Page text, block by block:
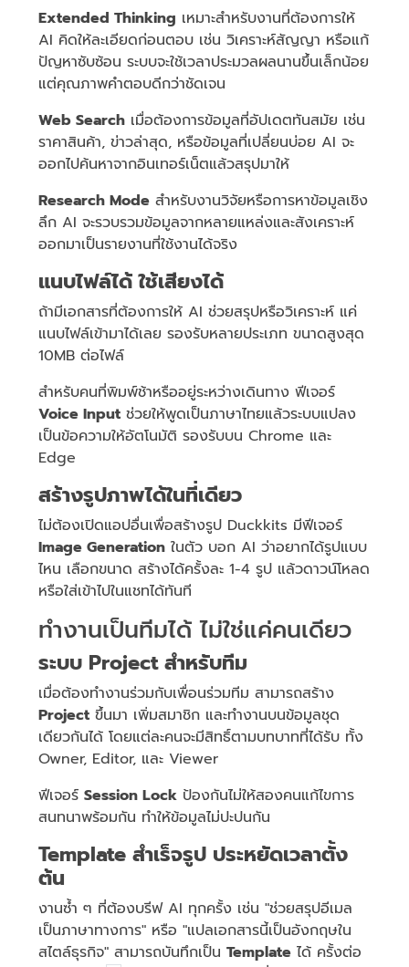
Extended Thinking เหมาะสำหรับงานที่ต้องการให้
AI คิดให้ละเอียดก่อนตอบ เช่น วิเคราะห์สัญญา หรือแก้
ปัญหาซับซ้อน ระบบจะใช้เวลาประมวลผลนานขึ้นเล็กน้อย
แต่คุณภาพคำตอบดีกว่าชัดเจน
Web Search เมื่อต้องการข้อมูลที่อัปเดตทันสมัย เช่น
ราคาสินค้า, ข่าวล่าสุด, หรือข้อมูลที่เปลี่ยนบ่อย AI จะ
ออกไปค้นหาจากอินเทอร์เน็ตแล้วสรุปมาให้
Research Mode สำหรับงานวิจัยหรือการหาข้อมูลเชิง
ลึก AI จะรวบรวมข้อมูลจากหลายแหล่งและสังเคราะห์
ออกมาเป็นรายงานที่ใช้งานได้จริง
แนบไฟล์ได้ ใช้เสียงได้
ถ้ามีเอกสารที่ต้องการให้ AI ช่วยสรุปหรือวิเคราะห์ แค่
แนบไฟล์เข้ามาได้เลย รองรับหลายประเภท ขนาดสูงสุด
10MB ต่อไฟล์
สำหรับคนที่พิมพ์ช้าหรืออยู่ระหว่างเดินทาง ฟีเจอร์
Voice Input ช่วยให้พูดเป็นภาษาไทยแล้วระบบแปลง
เป็นข้อความให้อัตโนมัติ รองรับบน Chrome และ
Edge
สร้างรูปภาพได้ในที่เดียว
ไม่ต้องเปิดแอปอื่นเพื่อสร้างรูป Duckkits มีฟีเจอร์
Image Generation ในตัว บอก AI ว่าอยากได้รูปแบบ
ไหน เลือกขนาด สร้างได้ครั้งละ 1-4 รูป แล้วดาวน์โหลด
หรือใส่เข้าไปในแชทได้ทันที
ทำงานเป็นทีมได้ ไม่ใช่แค่คนเดียว
ระบบ Project สำหรับทีม
เมื่อต้องทำงานร่วมกับเพื่อนร่วมทีม สามารถสร้าง
Project ขึ้นมา เพิ่มสมาชิก และทำงานบนข้อมูลชุด
เดียวกันได้ โดยแต่ละคนจะมีสิทธิ์ตามบทบาทที่ได้รับ ทั้ง
Owner, Editor, และ Viewer
ฟีเจอร์ Session Lock ป้องกันไม่ให้สองคนแก้ไขการ
สนทนาพร้อมกัน ทำให้ข้อมูลไม่ปะปนกัน
Template สำเร็จรูป ประหยัดเวลาตั้ง
ต้น
งานซ้ำ ๆ ที่ต้องบรีฟ AI ทุกครั้ง เช่น "ช่วยสรุปอีเมล
เป็นภาษาทางการ" หรือ "แปลเอกสารนี้เป็นอังกฤษใน
สไตล์ธุรกิจ" สามารถบันทึกเป็น Template ได้ ครั้งต่อ